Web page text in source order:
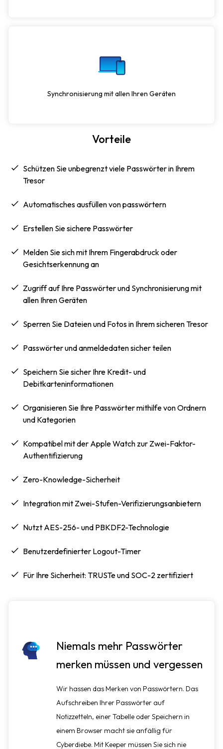
Synchronisierung mit allen Ihren Geräten
Vorteile
Schützen Sie unbegrenzt viele Passwörter in Ihrem
Tresor
automatisches ausfüllen von passwörtern
Erstellen Sie sichere Passwörter
Melden Sie sich mit Ihrem Fingerabdruck oder
Gesichtserkennung an
Zugriff auf Ihre Passwörter und Synchronisierung mit
allen Ihren Geräten
Sperren Sie Dateien und Fotos in Ihrem sicheren Tresor
passwörter und anmeldedaten sicher teilen
Speichern Sie sicher Ihre Kredit- und
Debitkarteninformationen
Organisieren Sie Ihre Passwörter mithilfe von Ordnern
und Kategorien
Kompatibel mit der Apple Watch zur Zwei-Faktor-
Authentifizierung
Zero-Knowledge-Sicherheit
Integration mit Zwei-Stufen-Verifizierungsanbietern
Nutzt AES-256- und PBKDF2-Technologie
Benutzerdefinierter Logout-Timer
Für Ihre Sicherheit: TRUSTe und SOC-2 zertifiziert
Niemals mehr Passwörter
merken müssen und vergessen
Wir hassen das Merken von Passwörtern. Das
Aufschreiben Ihrer Passwörter auf
Notizzetteln, einer Tabelle oder Speichern in
einem Browser macht sie anfällig für
Cyberdiebe. Mit Keeper müssen Sie sich nie